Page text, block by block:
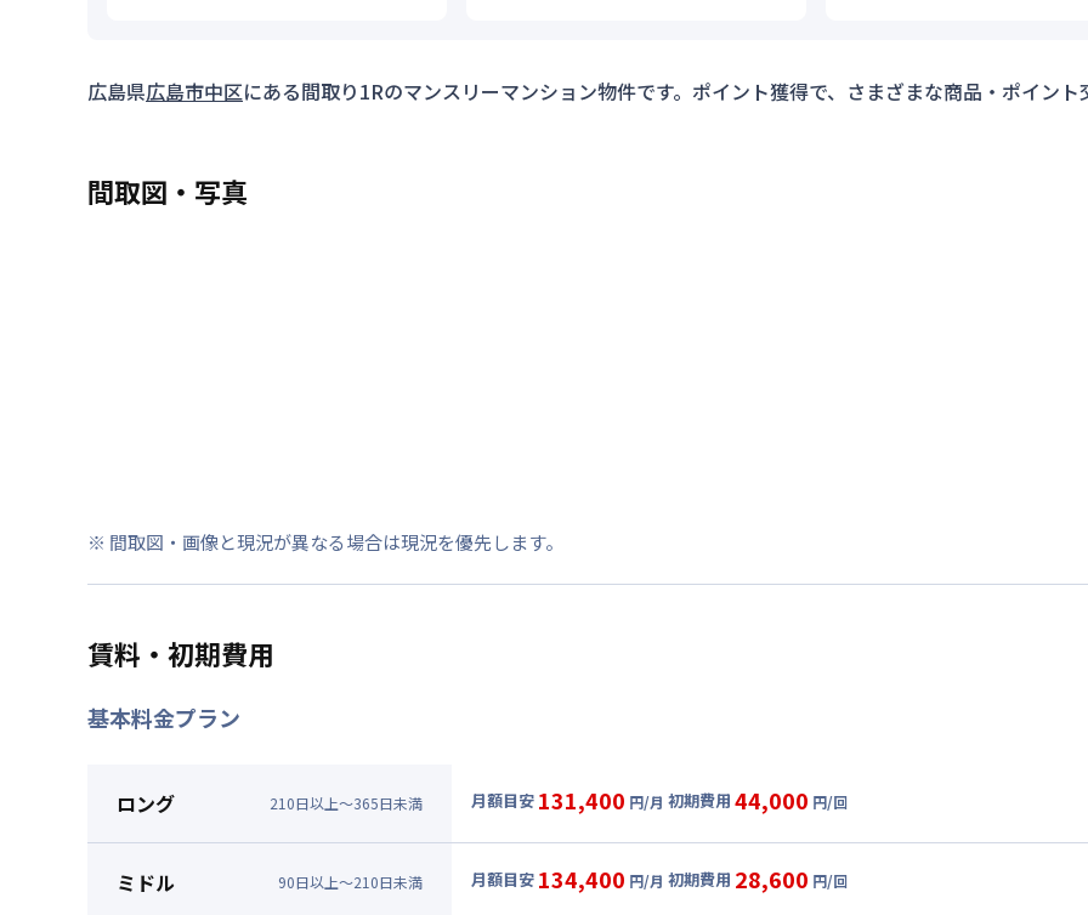
広島県広島市中区にある間取り1Rのマンスリーマンション物件です。ポイント獲得で、さまざまな商品・ポイン
間取図・写真
※ 間取図・画像と現況が異なる場合は現況を優先します。
賃料・初期費用
基本料金プラン
ロング 210日以上～365日未満 月額目安 131,400 円/月 初期費用 44,000 円/回
99,000円/月 (3,300円/日)
ミドル 90日以上～210日未満 月額目安 134,400 円/月 初期費用 28,600 円/回